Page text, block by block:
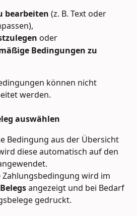
bearbeiten (z. B. Text oder
oder
Bedingungen zu
können nicht
werden.
auswählen
Bedingung aus der Übersicht
diese automatisch auf den
Zahlungsbedingung wird im
angezeigt und bei Bedarf
gedruckt.